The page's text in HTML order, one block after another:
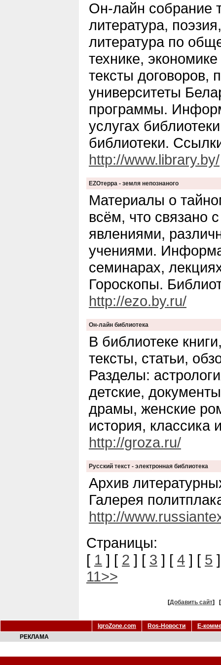
Он-лайн собрание
литература,
литература по
технике,
тексты договоров,
университеты
программы.
услугах
библиотеки.
http://www.library.by/
EZOтерра - земля непознаного
Материалы о
всём, что связано
явлениями,
учениями.
семинарах,
Гороскопы.
http://ezo.by.ru/
Он-лайн библиотека
В библиотеке
тексты, статьи,
Разделы:
детские,
драмы, женские
история, классика
http://groza.ru/
Русский текст - электронная библиотека
Архив
Галерея
http://
Страницы:
[ 1 ] [ 2 ] [ 3 ] [ 4 ] [ 5
11>>
[Добавить сайт] [
IgroZone.com Ros-Новости
Е-
РЕКЛАМА